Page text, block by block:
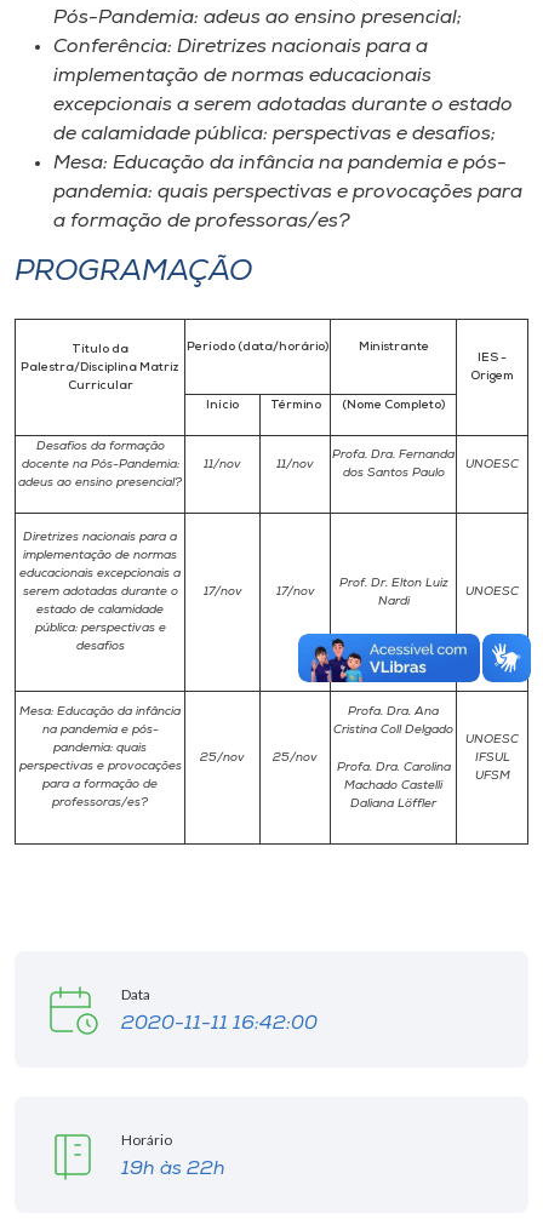
Pós-Pandemia: adeus ao ensino presencial;
Conferência: Diretrizes nacionais para a
implementação de normas educacionais
excepcionais a serem adotadas durante o estado
de calamidade pública: perspectivas e desafios;
Mesa: Educação da infância na pandemia e pós-
pandemia: quais perspectivas e provocações para
a formação de professoras/es?
PROGRAMAÇÃO
Título da
Palestra/Disciplina Matriz
Curricular
Período (data/horário)
Ministrante
IES -
Origem
Início Término (Nome Completo)
Desafios da formação
docente na Pós-Pandemia:
adeus ao ensino presencial?
11/nov 11/nov
Profa. Dra. Fernanda
dos Santos Paulo
UNOESC
Diretrizes nacionais para a
implementação de normas
educacionais excepcionais a
serem adotadas durante o
estado de calamidade
pública: perspectivas e
desafios
17/nov 17/nov
Prof. Dr. Elton Luiz
Nardi
UNOESC
Mesa: Educação da infância
na pandemia e pós-
pandemia: quais
perspectivas e provocações
para a formação de
professoras/es?
25/nov 25/nov
Profa. Dra. Ana
Cristina Coll Delgado
Profa. Dra. Carolina
Machado Castelli
Daliana Löffler
UNOESC
IFSUL
UFSM
Data
2020-11-11 16:42:00
Horário
19h às 22h